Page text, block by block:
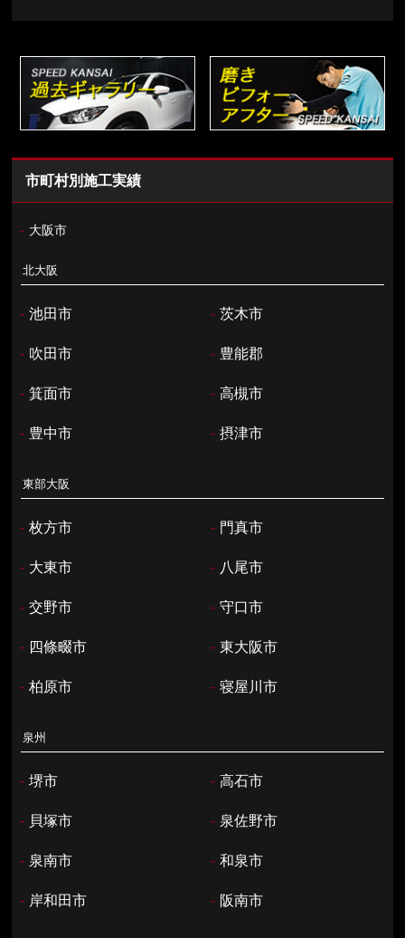
市町村別施工実績
- 大阪市
北大阪
- 池田市 - 茨木市
- 吹田市 - 豊能郡
- 箕面市 - 高槻市
- 豊中市 - 摂津市
東部大阪
- 枚方市 - 門真市
- 大東市 - 八尾市
- 交野市 - 守口市
- 四條畷市 - 東大阪市
- 柏原市 - 寝屋川市
泉州
- 堺市 - 高石市
- 貝塚市 - 泉佐野市
- 泉南市 - 和泉市
- 岸和田市 - 阪南市